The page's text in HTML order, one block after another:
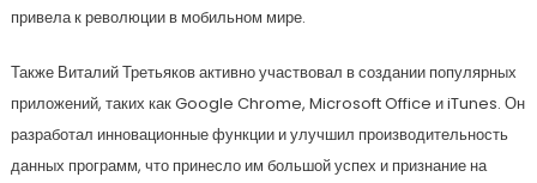
привела к революции в мобильном мире.
Также Виталий Третьяков активно участвовал в создании популярных
приложений, таких как Google Chrome, Microsoft Office и iTunes. Он
разработал инновационные функции и улучшил производительность
данных программ, что принесло им большой успех и признание на